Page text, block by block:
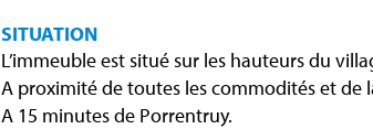
SITUATION
L’immeuble est situé sur les hauteurs du
A proximité de toutes les commodités et de
A 15 minutes de Porrentruy.